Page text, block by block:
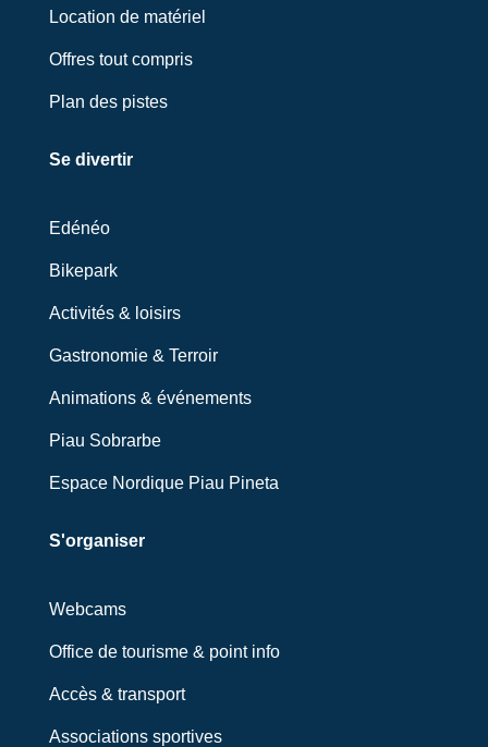
Location de matériel
Offres tout compris
Plan des pistes
Se divertir
Edénéo
Bikepark
Activités & loisirs
Gastronomie & Terroir
Animations & événements
Piau Sobrarbe
Espace Nordique Piau Pineta
S'organiser
Webcams
Office de tourisme & point info
Accès & transport
Associations sportives